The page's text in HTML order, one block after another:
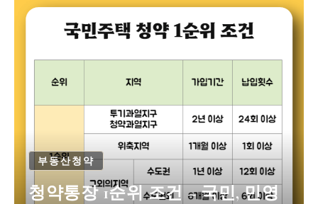
부동산청약
청약통장 1순위 조건 – 국민, 민영